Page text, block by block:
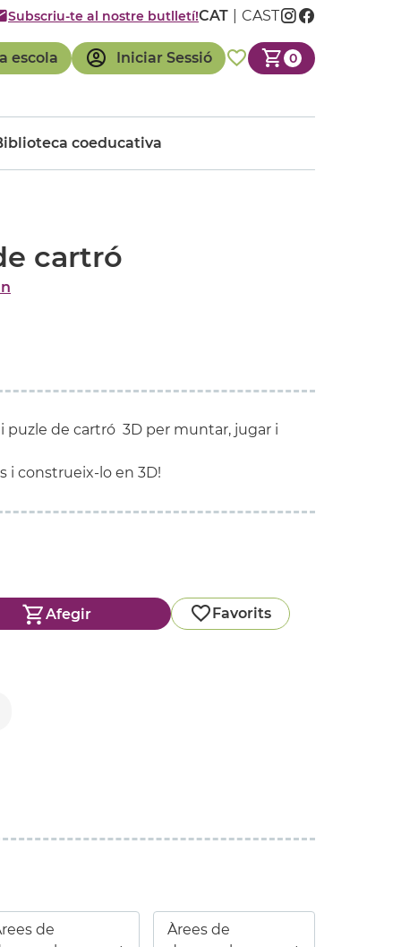
escola Iniciar Sessió 0
Subscriu-te al nostre butlletí!CAT CAST
coeducativa
cartró
puzle de cartró 3D per muntar, jugar i
i construeix-lo en 3D!
Afegir Favorits
de
Àrees de